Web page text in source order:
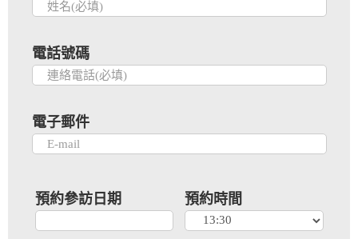
電話號碼
電子郵件
預約參訪日期 預約時間